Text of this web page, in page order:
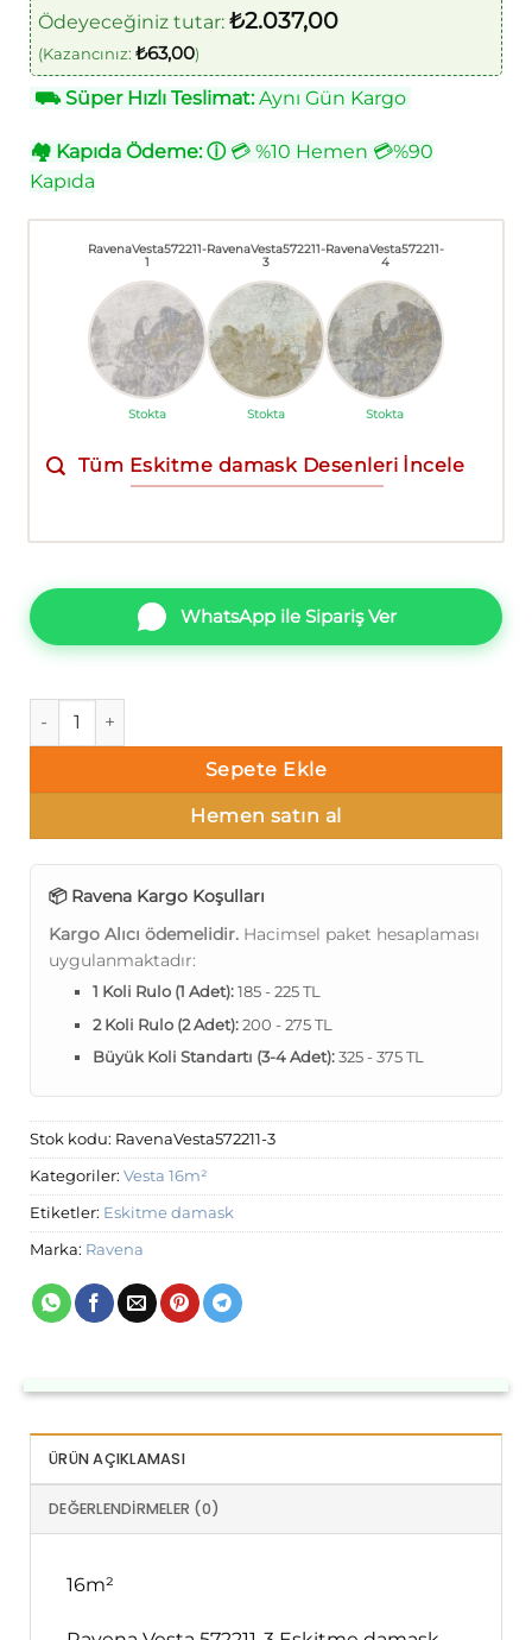
Ödeyeceğiniz tutar: ₺2.037,00
(Kazancınız: ₺63,00)
⛟Süper Hızlı Teslimat:Aynı Gün Kargo
🏘 Kapıda Ödeme: ⓘ💳 %10 Hemen 💳%90
Kapıda
RavenaVesta572211-
1
Stokta
RavenaVesta572211-
3
Stokta
RavenaVesta572211-
4
Stokta
Tüm Eskitme damask Desenleri İncele
WhatsApp ile Sipariş Ver
Ravena Vesta 572211-3 Eskitme damask Duvar Kağıdı 16m²
Sepete Ekle
Hemen satın al
📦 Ravena Kargo Koşulları
Kargo Alıcı ödemelidir. Hacimsel paket hesaplaması
uygulanmaktadır:
1 Koli Rulo (1 Adet):185 - 225 TL
2 Koli Rulo (2 Adet):200 - 275 TL
Büyük Koli Standartı (3-4 Adet):325 - 375 TL
Stok kodu: RavenaVesta572211-3
Kategoriler: Vesta 16m²
Etiketler: Eskitme damask
Marka: Ravena
ÜRÜN AÇIKLAMASI
DEĞERLENDIRMELER (0)
16m²